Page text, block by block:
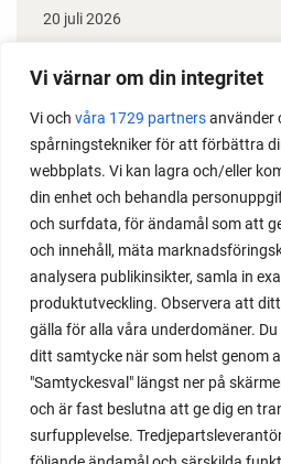
Vi värnar om din integritet
Vi och våra 1729 partnersanvänder
spårningstekniker för att förbättra
webbplats. Vi kan lagra och/eller
din enhet och behandla
och surfdata, för ändamål som att
och innehåll, mäta
analysera publikinsikter, samla in
produktutveckling. Observera att
gälla för alla våra underdomäner.
ditt samtycke när som helst genom
"Samtyckesval" längst ner på
och är fast beslutna att ge dig en
surfupplevelse.
20 juli 2026
sätt att röja upp i sin odling?
det lätt att hitta motivation